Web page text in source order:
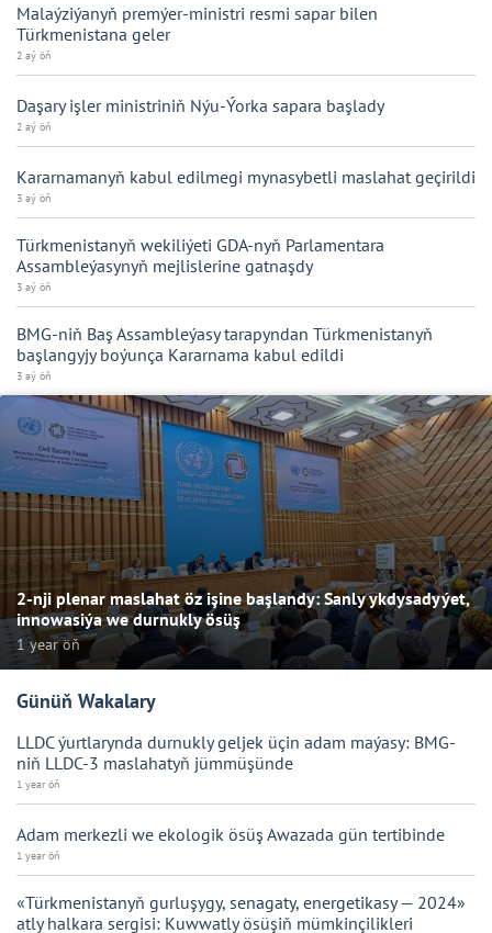
Malaýziýanyň premýer-ministri resmi sapar bilen
Türkmenistana geler
2 aý öň
Daşary işler ministriniň Nýu-Ýorka sapara başlady
2 aý öň
Kararnamanyň kabul edilmegi mynasybetli maslahat geçirildi
3 aý öň
Türkmenistanyň wekiliýeti GDA-nyň Parlamentara
Assambleýasynyň mejlislerine gatnaşdy
3 aý öň
BMG-niň Baş Assambleýasy tarapyndan Türkmenistanyň
başlangyjy boýunça Kararnama kabul edildi
3 aý öň
2-nji plenar maslahat öz işine başlandy: Sanly ykdysadyýet,
innowasiýa we durnukly ösüş
1 year öň
Günüň Wakalary
LLDC ýurtlarynda durnukly geljek üçin adam maýasy: BMG-
niň LLDC-3 maslahatyň jümmüşünde
1 year öň
Adam merkezli we ekologik ösüş Awazada gün tertibinde
1 year öň
«Türkmenistanyň gurluşygy, senagaty, energetikasy — 2024»
atly halkara sergisi: Kuwwatly ösüşiň mümkinçilikleri